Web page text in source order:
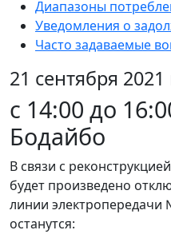
Диапазоны
Уведомления о
Часто задаваемые
21 сентября 2021
с 14:00 до
Бодайбо
В связи с
будет произведено
линии электропередачи
останутся: